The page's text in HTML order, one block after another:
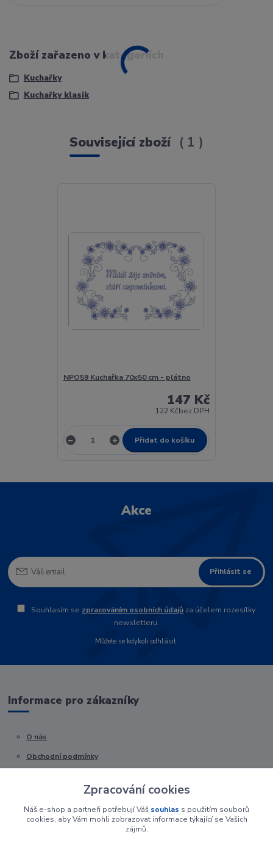
Zboží zařazeno v kategoriích
Kuchařky
Kuchařky klasik
Související zboží 1
NPO59 Kuchařka 70x50 cm - plátno
147 Kč
122 Kčbez DPH
Přidat do košíku
Akce
Přihlásit se
Souhlasím se zpracováním osobních údajů za účelem rozesílky
newsletteru.
Můžete se kdykoli odhlásit.
Informace pro zákazníky
O nás
Obchodní podmínky
Zpracování cookies
Náš e-shop a partneři potřebují Váš souhlas s použitím souborů
cookies, aby Vám mohli zobrazovat informace týkající se Vašich
zájmů.